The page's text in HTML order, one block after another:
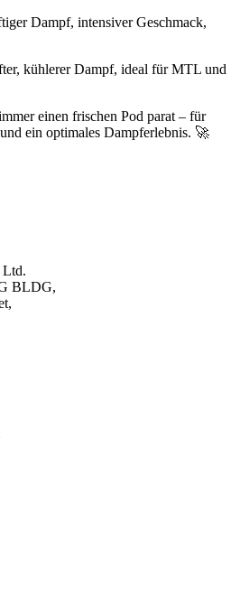
Dampf, intensiver Geschmack,
kühlerer Dampf, ideal für MTL und
einen frischen Pod parat – für
ein optimales Dampferlebnis. 🚀
Ltd.
BLDG,